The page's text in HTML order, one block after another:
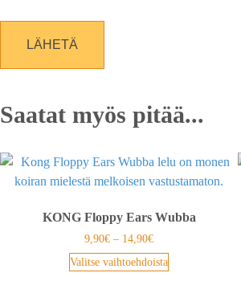
Saatat myös pitää...
KONG Floppy Ears Wubba
9,90€ – 14,90€
Valitse vaihtoehdoista